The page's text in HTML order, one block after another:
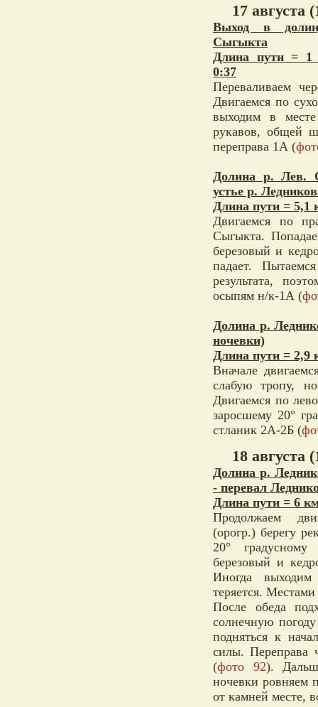
17 августа
Выход в
Сыгыкта
Длина пути =
0:37
Переваливаем
Двигаемся по
выходим в месте
рукавов, общей
переправа 1А (
Долина р. Лев.
устье р.
Длина пути =
Двигаемся по
Сыгыкта.
березовый и
падает.
результата,
осыпям н/к-1А (
Долина р.
ночевки)
Длина пути =
Вначале
слабую тропу,
Двигаемся по
заросшему 20°
стланик 2А-2Б (
18 августа
Долина р.
- перевал
Длина пути = 6
Продолжаем
(орогр.) берегу
20°
березовый и
Иногда
теряется.
После обеда
солнечную
подняться к
силы. Переправа
(фото 92).
ночевки ровняем
от камней месте,